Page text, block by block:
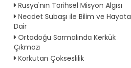
Rusya'nın Tarihsel Misyon Algısı
Necdet Subaşı ile Bilim ve Hayata
Dair
Ortadoğu Sarmalında Kerkük
Çıkmazı
Korkutan Çokseslilik